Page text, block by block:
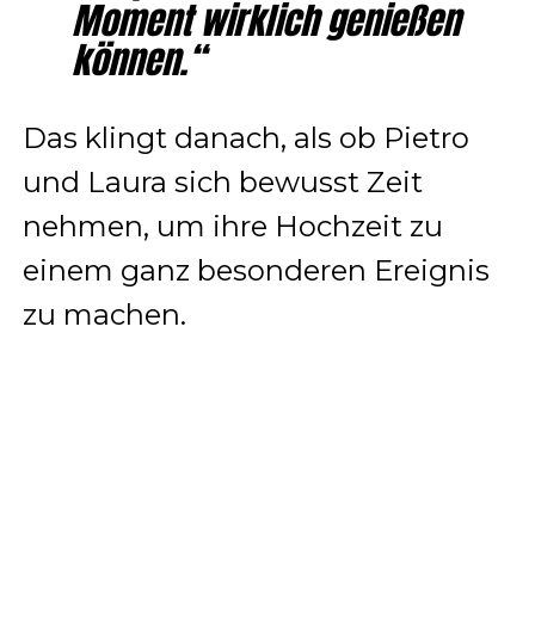
Moment wirklich genießen
können.“
Das klingt danach, als ob Pietro
und Laura sich bewusst Zeit
nehmen, um ihre Hochzeit zu
einem ganz besonderen Ereignis
zu machen.